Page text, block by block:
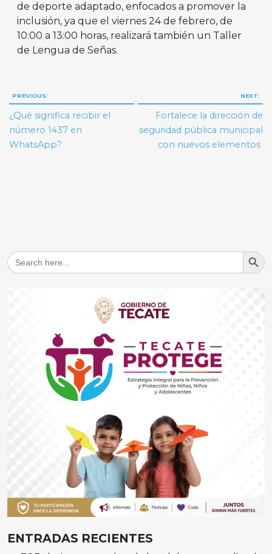
de deporte adaptado, enfocados a promover la
inclusión, ya que el viernes 24 de febrero, de
10:00 a 13:00 horas, realizará también un Taller
de Lengua de Señas.
Navegación
de
entradas
PREVIOUS:
¿Qué significa recibir el
número 1437 en
WhatsApp?
NEXT:
Fortalece la dirección de
seguridad pública municipal
con nuevos elementos
Search
for:
Search
ENTRADAS RECIENTES